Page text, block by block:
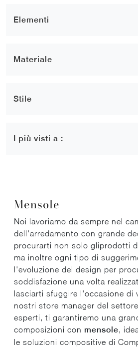
Elementi
Materiale
Stile
I più visti a :
Mensole
Noi lavoriamo da sempre nel
dell'arredamento con grande
procurarti non solo gliprodotti
ma inoltre ogni tipo di
l'evoluzione del design per
soddisfazione una volta
lasciarti sfuggire l'occasione di
nostri store manager del
esperti, ti garantiremo una
composizioni con mensole,
le soluzioni compositive di